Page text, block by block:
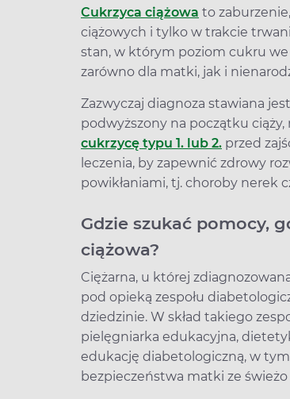
Cukrzyca ciążowa to
ciążowych i tylko w trakcie
stan, w którym poziom cukru
zarówno dla matki, jak i
Zazwyczaj diagnoza stawiana
podwyższony na początku
cukrzycę typu 1. lub 2. przed
leczenia, by zapewnić zdrowy
powikłaniami, tj. choroby nerek
Gdzie szukać pomocy,
ciążowa?
Ciężarna, u której
pod opieką zespołu
dziedzinie. W skład takiego
pielęgniarka edukacyjna,
edukację diabetologiczną, w
bezpieczeństwa matki ze